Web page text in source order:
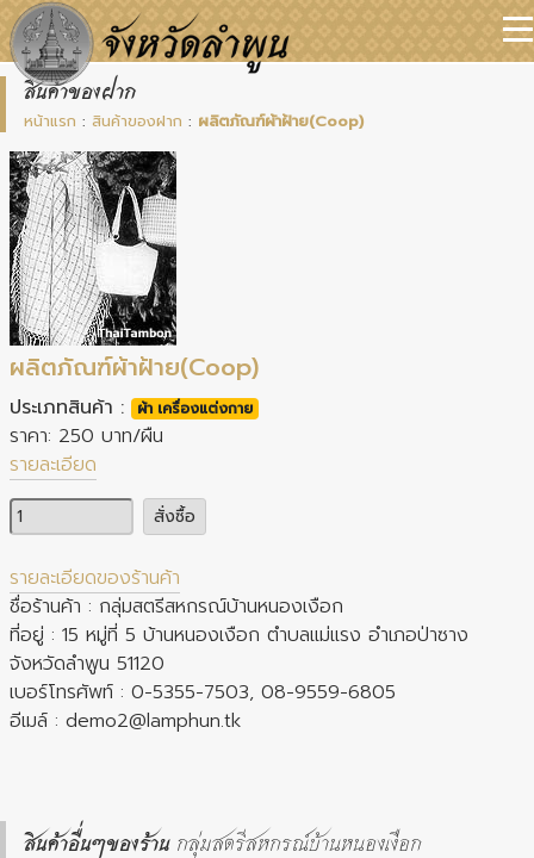
สินค้าของฝาก
หน้าแรก : สินค้าของฝาก : ผลิตภัณฑ์ผ้าฝ้าย(Coop)
ผลิตภัณฑ์ผ้าฝ้าย(Coop)
ประเภทสินค้า : ผ้า เครื่องแต่งกาย
ราคา: 250 บาท/ผืน
รายละเอียด
จำนวน
สั่งซื้อ
รายละเอียดของร้านค้า
ชื่อร้านค้า : กลุ่มสตรีสหกรณ์บ้านหนองเงือก
ที่อยู่ : 15 หมู่ที่ 5 บ้านหนองเงือก ตำบลแม่แรง อำเภอป่าซาง
จังหวัดลำพูน 51120
เบอร์โทรศัพท์ : 0-5355-7503, 08-9559-6805
อีเมล์ : demo2@lamphun.tk
สินค้าอื่นๆของร้าน กลุ่มสตรีสหกรณ์บ้านหนองเงือก